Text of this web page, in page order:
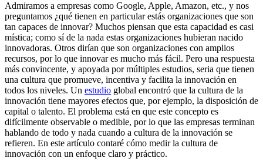
Admiramos a empresas como Google, Apple, Amazon, etc., y nos
preguntamos ¿qué tienen en particular estás organizaciones que son
tan capaces de innovar? Muchos piensan que esta capacidad es casi
mística; como sí de la nada estas organizaciones hubieran nacido
innovadoras. Otros dirían que son organizaciones con amplios
recursos, por lo que innovar es mucho más fácil. Pero una respuesta
más convincente, y apoyada por múltiples estudios, seria que tienen
una cultura que promueve, incentiva y facilita la innovación en
todos los niveles. Un estudio global encontró que la cultura de la
innovación tiene mayores efectos que, por ejemplo, la disposición de
capital o talento. El problema está en que este concepto es
difícilmente observable o medible, por lo que las empresas terminan
hablando de todo y nada cuando a cultura de la innovación se
refieren. En este artículo contaré cómo medir la cultura de
innovación con un enfoque claro y práctico.